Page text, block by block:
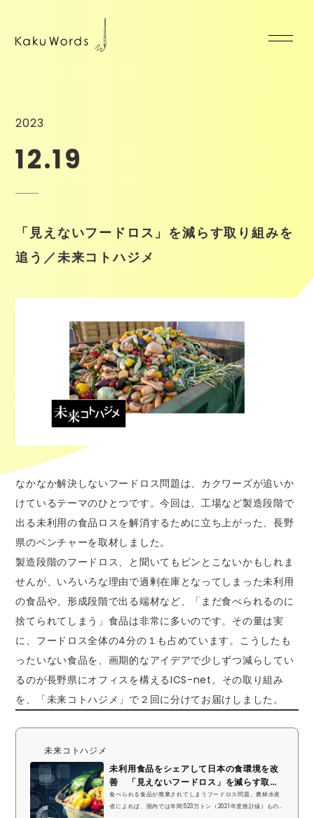
2023
12.19
「見えないフードロス」を減らす取り組みを
追う／未来コトハジメ
なかなか解決しないフードロス問題は、カクワーズが追いか
けているテーマのひとつです。今回は、工場など製造段階で
出る未利用の食品ロスを解消するために立ち上がった、長野
県のベンチャーを取材しました。
製造段階のフードロス、と聞いてもピンとこないかもしれま
せんが、いろいろな理由で過剰在庫となってしまった未利用
の食品や、形成段階で出る端材など、「まだ食べられるのに
捨てられてしまう」食品は非常に多いのです。その量は実
に、フードロス全体の4分の１も占めています。こうしたも
ったいない食品を、画期的なアイデアで少しずつ減らしてい
るのが長野県にオフィスを構えるICS-net。その取り組み
を、「未来コトハジメ」で２回に分けてお届けしました。
未来コトハジメ
未利用食品をシェアして日本の食環境を改
善 「見えないフードロス」を減らす取
り...
食べられる食品が廃棄されてしまうフードロス問題。農林水産
省によれば、国内では年間523万トン（2021年度推計値）もの